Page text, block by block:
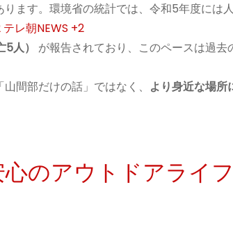
ります。環境省の統計では、令和5年度には
テレ朝NEWS +2
人） が報告されており、このペースは過
間部だけの話」ではなく、 より身近な場所
のアウトドアライ